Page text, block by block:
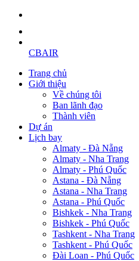
CBAIR
Trang chủ
Giới thiệu
Về chúng tôi
Ban lãnh đạo
Thành viên
Dự án
Lịch bay
Almaty - Đà Nẵng
Almaty - Nha Trang
Almaty - Phú Quốc
Astana - Đà Nẵng
Astana - Nha Trang
Astana - Phú Quốc
Bishkek - Nha Trang
Bishkek - Phú Quốc
Tashkent - Nha Trang
Tashkent - Phú Quốc
Đài Loan - Phú Quốc